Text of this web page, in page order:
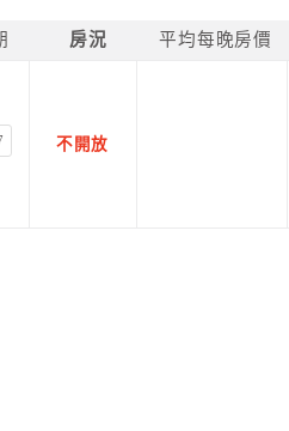
房況 平均每晚房價
不開放